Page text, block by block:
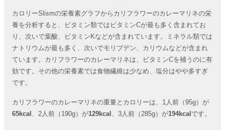
カロリーSlismの栄養素グラフからカリフラワーのカレーマリネの栄
養を分析すると、ビタミン類ではビタミンCが最も多く含まれてお
り、次いで葉酸、ビタミンKなどが含まれています。ミネラル類では
ナトリウムが最も多く、次いでモリブデン、カリウムなどが含まれ
ています。カリフラワーのカレーマリネは、ビタミンCを補うのに有
効です。その他の栄養素では食物繊維は少なめ、塩分はやや多すぎ
です。
カリフラワーのカレーマリネの重量とカロリーは、1人前（95g）が
65kcal 、2人前（190g）が129kcal 、3人前（285g）が194kcal です。